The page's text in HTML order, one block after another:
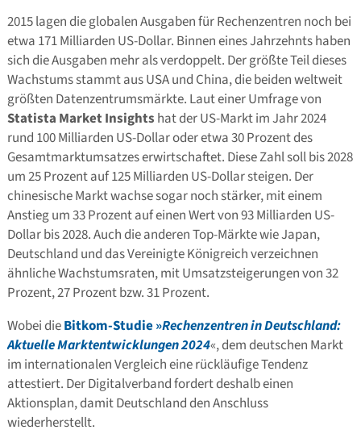
2015 lagen die globalen Ausgaben für Rechenzentren noch bei
etwa 171 Milliarden US-Dollar. Binnen eines Jahrzehnts haben
sich die Ausgaben mehr als verdoppelt. Der größte Teil dieses
Wachstums stammt aus USA und China, die beiden weltweit
größten Datenzentrumsmärkte. Laut einer Umfrage von
Statista Market Insights hat der US-Markt im Jahr 2024
rund 100 Milliarden US-Dollar oder etwa 30 Prozent des
Gesamtmarktumsatzes erwirtschaftet. Diese Zahl soll bis 2028
um 25 Prozent auf 125 Milliarden US-Dollar steigen. Der
chinesische Markt wachse sogar noch stärker, mit einem
Anstieg um 33 Prozent auf einen Wert von 93 Milliarden US-
Dollar bis 2028. Auch die anderen Top-Märkte wie Japan,
Deutschland und das Vereinigte Königreich verzeichnen
ähnliche Wachstumsraten, mit Umsatzsteigerungen von 32
Prozent, 27 Prozent bzw. 31 Prozent.
Wobei dieBitkom-Studie »Rechenzentren in Deutschland:
Aktuelle Marktentwicklungen 2024«, dem deutschen Markt
im internationalen Vergleich eine rückläufige Tendenz
attestiert. Der Digitalverband fordert deshalb einen
Aktionsplan, damit Deutschland den Anschluss
wiederherstellt.